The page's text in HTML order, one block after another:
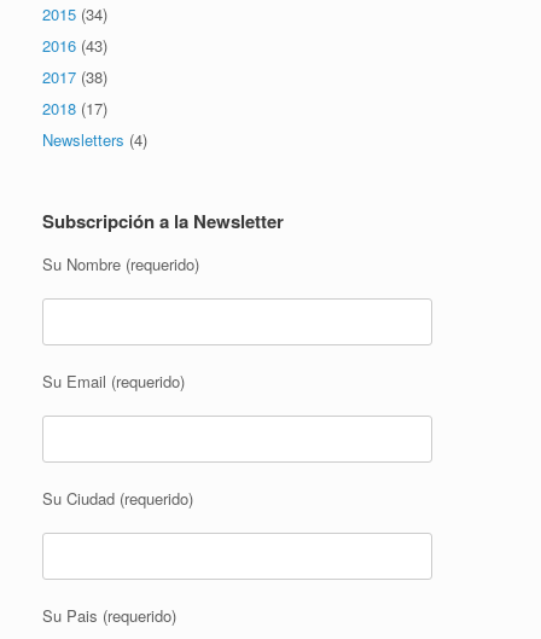
2015 (34)
2016 (43)
2017 (38)
2018 (17)
Newsletters (4)
Subscripción a la Newsletter
Su Nombre (requerido)
Su Email (requerido)
Su Ciudad (requerido)
Su Pais (requerido)